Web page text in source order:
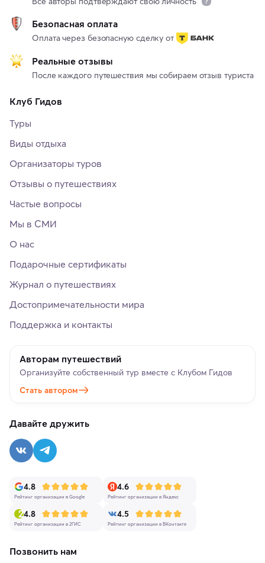
Безопасная оплата
Оплата через безопасную сделку от
Реальные отзывы
После каждого путешествия мы собираем отзыв туриста
Клуб Гидов
Туры
Виды отдыха
Организаторы туров
Отзывы о путешествиях
Частые вопросы
Мы в СМИ
О нас
Подарочные сертификаты
Журнал о путешествиях
Достопримечательности мира
Поддержка и контакты
Авторам путешествий
Организуйте собственный тур вместе с Клубом Гидов
Стать автором
Давайте дружить
4.8
Рейтинг организации в Google
4.6
Рейтинг организации в Яндекс
4.8
Рейтинг организации в 2ГИС
4.5
Рейтинг организации в ВКонтакте
Позвонить нам